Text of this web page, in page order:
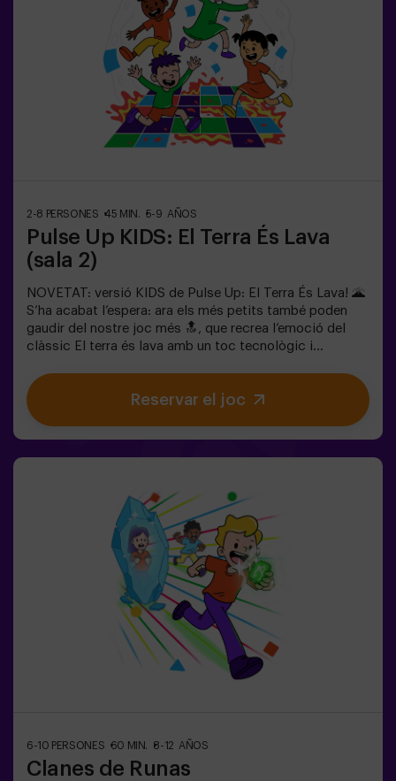
col·laborar, pensar ràpid i moure’s encara més ràpid per
superar tots els reptes. Veuran el seu progrés en temps
real a la pantalla i celebraran cada victòria com un
autèntic èxit! 🏆Una experiència activa, segura i original
per a festes d’aniversari, sortides en família o
simplement per descarregar energia de la manera més
divertida.✅ Ideal per a nens | famílies | festes
infantilsImportant: els infants han d’anar acompanyats
d’un adult, que també compta com a jugador.
2-8 PERSONES 45 MIN. 5-9 AÑOS
Pulse Up KIDS: El Terra És Lava
(sala 2)
NOVETAT: versió KIDS de Pulse Up: El Terra És Lava! 🌋
S’ha acabat l’espera: ara els més petits també poden
gaudir del nostre joc més 🔝, que recrea l’emoció del
clàssic El terra és lava amb un toc tecnològic i
estimulen el cos i la ment🎉 Ideal per a festes infantils i
aniversaris plens d’emoció🎁 Records inoblidables i
sorpreses per a tots els participants👧👦 Per a nens i
puguin descansar, hidratar-se i recuperar energies abans
de continuar la diversió.Els infants hauran de
col·laborar, pensar ràpid i moure’s encara més ràpid per
superar tots els reptes. Veuran el seu progrés en temps
real a la pantalla i celebraran cada victòria com un
autèntic èxit! 🏆Una experiència activa, segura i
original per a festes d’aniversari, sortides en família o
simplement per descarregar energia de la manera més
divertida.✅ Ideal per a nens | famílies | festes
infantilsImportant: els infants han d’anar acompanyats
d’un adult, que també compta com a jugador.
Reservar el joc
6-10 PERSONES 60 MIN. 8-12 AÑOS
Clanes de Runas